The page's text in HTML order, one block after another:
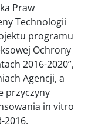
Praw
Technologii
programu
Ochrony
2016-2020”,
Agencji, a
przyczyny
in vitro
2016.